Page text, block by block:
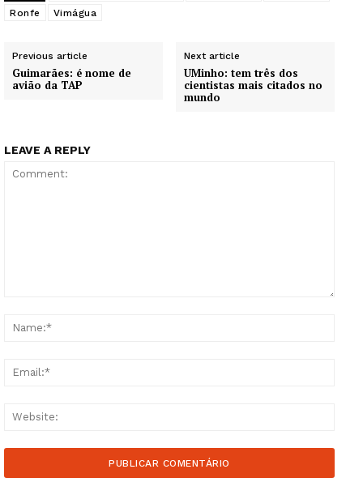
Ronfe
Vimágua
Previous article
Guimarães: é nome de
avião da TAP
Next article
UMinho: tem três dos
cientistas mais citados no
mundo
LEAVE A REPLY